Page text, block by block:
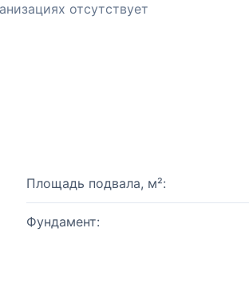
отсутствует
Площадь подвала, м²:
Фундамент: